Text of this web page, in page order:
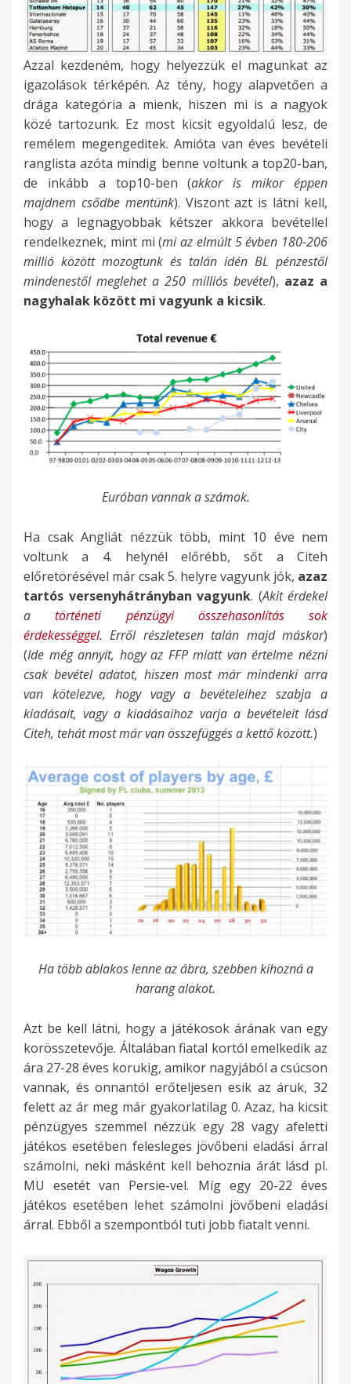
Azzal kezdeném, hogy helyezzük el magunkat az
igazolások térképén. Az tény, hogy alapvetően a
drága kategória a mienk, hiszen mi is a nagyok
közé tartozunk. Ez most kicsit egyoldalú lesz, de
remélem megengeditek. Amióta van éves bevételi
ranglista azóta mindig benne voltunk a top20-ban,
de inkább a top10-ben (akkor is mikor éppen
majdnem csődbe mentünk). Viszont azt is látni kell,
hogy a legnagyobbak kétszer akkora bevétellel
rendelkeznek, mint mi (mi az elmúlt 5 évben 180-206
millió között mozogtunk és talán idén BL pénzestől
mindenestől meglehet a 250 milliós bevétel), azaz a
nagyhalak között mi vagyunk a kicsik.
Euróban vannak a számok.
Ha csak Angliát nézzük több, mint 10 éve nem
voltunk a 4. helynél előrébb, sőt a Citeh
előretörésével már csak 5. helyre vagyunk jók, azaz
tartós versenyhátrányban vagyunk. (Akit érdekel
atörténeti pénzügyi összehasonlítás sok
érdekességgel. Erről részletesen talán majd máskor)
(Ide még annyit, hogy az FFP miatt van értelme nézni
csak bevétel adatot, hiszen most már mindenki arra
van kötelezve, hogy vagy a bevételeihez szabja a
kiadásait, vagy a kiadásaihoz varja a bevételeit lásd
Citeh, tehát most már van összefüggés a kettő között.)
Ha több ablakos lenne az ábra, szebben kihozná a
harang alakot.
Azt be kell látni, hogy a játékosok árának van egy
korösszetevője. Általában fiatal kortól emelkedik az
ára 27-28 éves korukig, amikor nagyjából a csúcson
vannak, és onnantól erőteljesen esik az áruk, 32
felett az ár meg már gyakorlatilag 0. Azaz, ha kicsit
pénzügyes szemmel nézzük egy 28 vagy afeletti
játékos esetében felesleges jövőbeni eladási árral
számolni, neki másként kell behoznia árát lásd pl.
MU esetét van Persie-vel. Míg egy 20-22 éves
játékos esetében lehet számolni jövőbeni eladási
árral. Ebből a szempontból tuti jobb fiatalt venni.